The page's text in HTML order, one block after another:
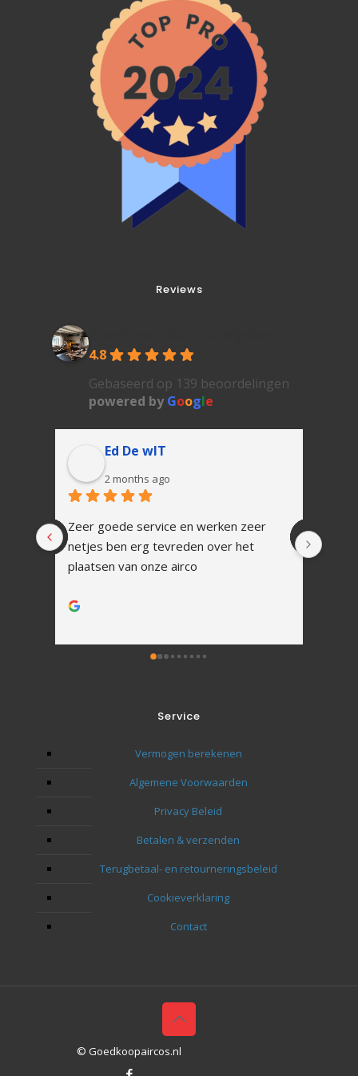
Reviews
4.8
Gebaseerd op 139 beoordelingen
powered byGoogle
Ed De wIT
2 months ago
Zeer goede service en werken zeer
netjes ben erg tevreden over het
plaatsen van onze airco
Service
Vermogen berekenen
Algemene Voorwaarden
Privacy Beleid
Betalen & verzenden
Terugbetaal- en retourneringsbeleid
Cookieverklaring
Contact
© Goedkoopaircos.nl